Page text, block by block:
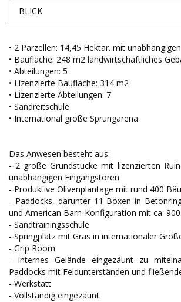
BLICK
• 2 Parzellen: 14,45 Hektar. mit
• Baufläche: 248 m2 landwirtschaftliches
• Abteilungen: 5
• Lizenzierte Baufläche: 314 m2
• Lizenzierte Abteilungen: 7
• Sandreitschule
• International große Sprungarena
Das Anwesen besteht aus:
- 2 große Grundstücke mit lizenzierten
unabhängigen Eingangstoren
- Produktive Olivenplantage mit rund 400
- Paddocks, darunter 11 Boxen in
und American Barn-Konfiguration mit ca. 900
- Sandtrainingsschule
- Springplatz mit Gras in internationaler
- Grip Room
- Internes Gelände eingezäunt zu
Paddocks mit Feldunterständen und
- Werkstatt
- Vollständig eingezäunt.